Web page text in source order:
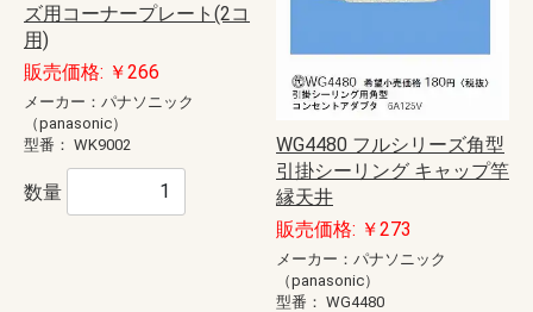
ズ用コーナープレート(2コ
用)
販売価格: ￥266
メーカー：パナソニック
（panasonic）
型番： WK9002
数量
WG4480 フルシリーズ角型
引掛シーリング キャップ竿
縁天井
販売価格: ￥273
メーカー：パナソニック
（panasonic）
型番： WG4480